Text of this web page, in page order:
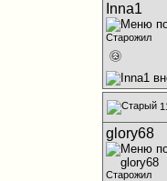
Inna1
Старожил
glory68
Старожил